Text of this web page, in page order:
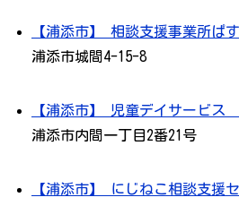
【浦添市】 相談支援事業所ぱ
浦添市城間4-15-8
【浦添市】 児童デイサービ
浦添市内間一丁目2番21号
【浦添市】 にじねこ相談支援